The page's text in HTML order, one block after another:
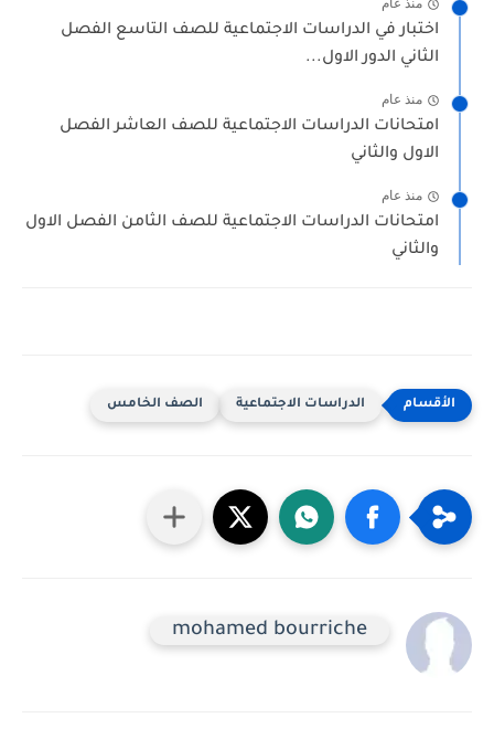
منذ عام
اختبار في الدراسات الاجتماعية للصف التاسع الفصل
الثاني الدور الاول...
منذ عام
امتحانات الدراسات الاجتماعية للصف العاشر الفصل
الاول والثاني
منذ عام
امتحانات الدراسات الاجتماعية للصف الثامن الفصل الاول
والثاني
الدراسات الاجتماعية الصف الخامس
mohamed bourriche